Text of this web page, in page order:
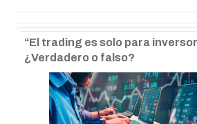
“El trading es solo para
¿Verdadero o falso?